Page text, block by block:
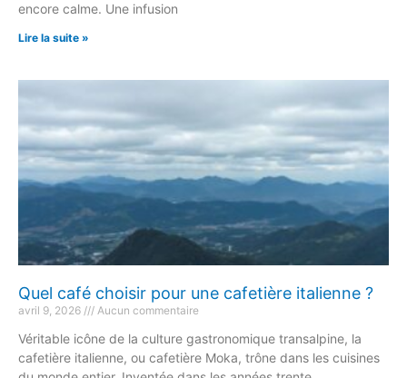
encore calme. Une infusion
Lire la suite »
Quel café choisir pour une cafetière italienne ?
avril 9, 2026 Aucun commentaire
Véritable icône de la culture gastronomique transalpine, la
cafetière italienne, ou cafetière Moka, trône dans les cuisines